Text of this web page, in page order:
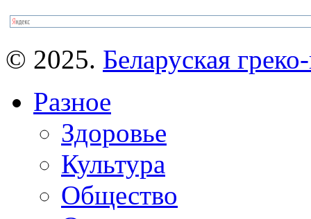
© 2025. Беларуская
Разное
Здоровье
Культура
Общество